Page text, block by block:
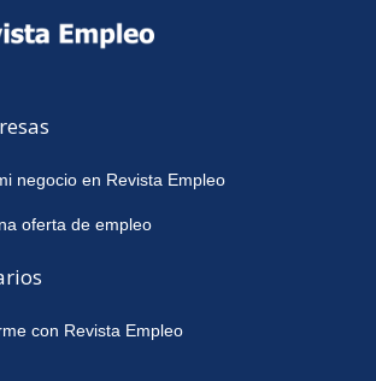
negocio en Revista Empleo
oferta de empleo
con Revista Empleo